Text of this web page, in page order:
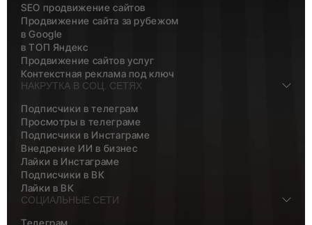
SEO продвижение сайтов
Продвижение сайта за рубежом
в Google
в ТОП Яндекс
Продвижение сайтов услуг
Контекстная реклама под ключ
НАКРУТКА В СОЦ. СЕТЯХ
Подписчики в телеграм
Просмотры в телеграме
Подписчики в Инстаграме
Внедрение ИИ в бизнес
Лайки в Инстаграме
Подписчики в ВК
Лайки в ВК
СОЦИАЛЬНЫЕ СЕТИ
Телеграм